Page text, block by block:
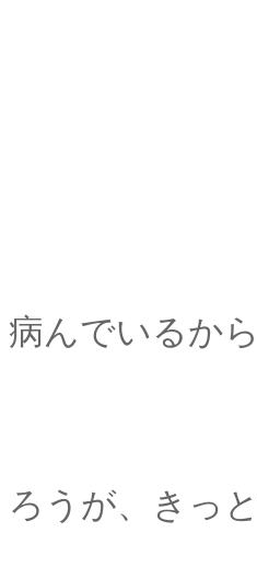
春は夜
秋に満
それさえ
それでも
病んでいるか
あれは、
ろうが、きっ
心が健や